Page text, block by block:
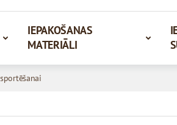
IEPAKOŠANAS
MATERIĀLI